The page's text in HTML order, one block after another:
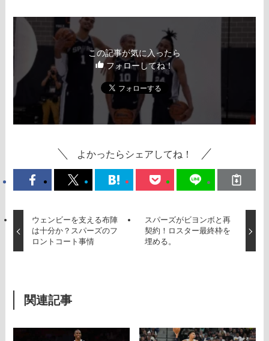
この記事が気に入ったら
フォローしてね！
よかったらシェアしてね！
ウェンビーを支える布陣
は十分か？スパーズのフ
ロントコート事情
スパーズがビヨンボと再
契約！ロスター最終枠を
埋める。
関連記事